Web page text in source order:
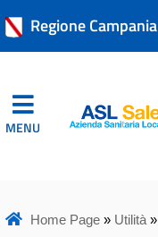
Regione Campania
MENU
Home Page» Utilità»